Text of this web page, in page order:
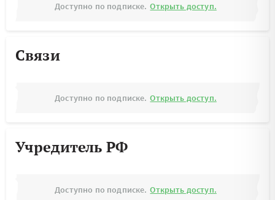
Доступно по подписке. Открыть доступ.
Связи
Доступно по подписке. Открыть доступ.
Учредитель РФ
Доступно по подписке. Открыть доступ.